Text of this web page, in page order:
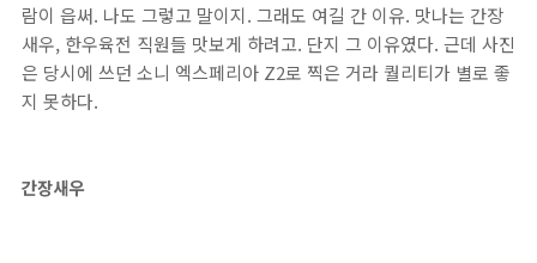
람이 읍써. 나도 그렇고 말이지. 그래도 여길 간 이유. 맛나는 간장
새우, 한우육전 직원들 맛보게 하려고. 단지 그 이유였다. 근데 사진
은 당시에 쓰던 소니 엑스페리아 Z2로 찍은 거라 퀄리티가 별로 좋
지 못하다.
간장새우